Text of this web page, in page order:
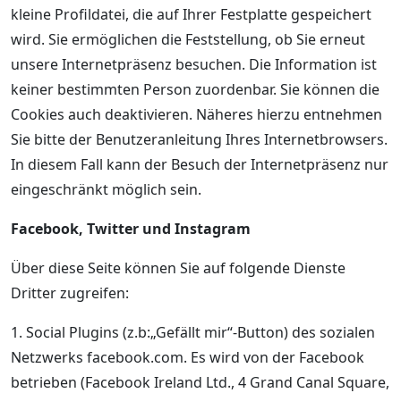
kleine Profildatei, die auf Ihrer Festplatte gespeichert
wird. Sie ermöglichen die Feststellung, ob Sie erneut
unsere Internetpräsenz besuchen. Die Information ist
keiner bestimmten Person zuordenbar. Sie können die
Cookies auch deaktivieren. Näheres hierzu entnehmen
Sie bitte der Benutzeranleitung Ihres Internetbrowsers.
In diesem Fall kann der Besuch der Internetpräsenz nur
eingeschränkt möglich sein.
Facebook, Twitter und Instagram
Über diese Seite können Sie auf folgende Dienste
Dritter zugreifen:
1. Social Plugins (z.b:„Gefällt mir“-Button) des sozialen
Netzwerks facebook.com. Es wird von der Facebook
betrieben (Facebook Ireland Ltd., 4 Grand Canal Square,